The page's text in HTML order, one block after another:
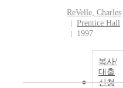
ReVelle, Charles
Prentice Hall
1997
복사/
대출
신청